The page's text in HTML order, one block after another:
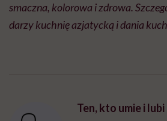
smaczna, kolorowa i zdrowa.
darzy kuchnię azjatycką i dania
Ten, kto umie i